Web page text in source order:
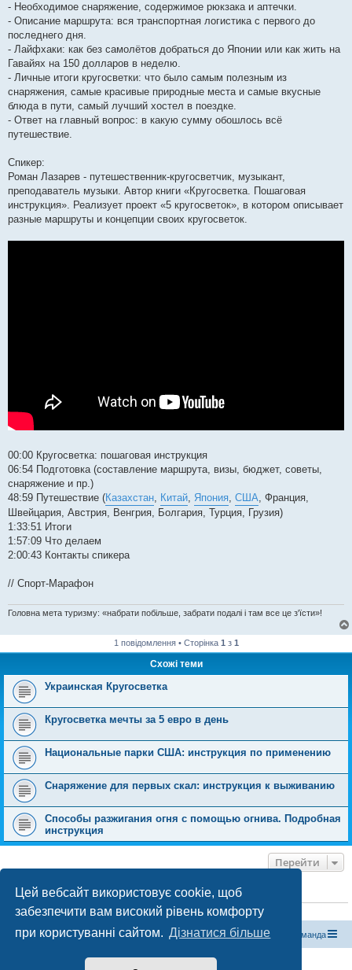
Цей вебсайт використовує cookie, щоб
забезпечити вам високий рівень комфорту
при користуванні сайтом. Дізнатися більше
- Необходимое снаряжение, содержимое рюкзака и аптечки.
- Описание маршрута: вся транспортная логистика с первого до
последнего дня.
- Лайфхаки: как без самолётов добраться до Японии или как жить на
Гавайях на 150 долларов в неделю.
- Личные итоги кругосветки: что было самым полезным из
снаряжения, самые красивые природные места и самые вкусные
блюда в пути, самый лучший хостел в поездке.
- Ответ на главный вопрос: в какую сумму обошлось всё
путешествие.
Спикер:
Роман Лазарев - путешественник-кругосветчик, музыкант,
преподаватель музыки. Автор книги «Кругосветка. Пошаговая
инструкция». Реализует проект «5 кругосветок», в котором описывает
разные маршруты и концепции своих кругосветок.
00:00 Кругосветка: пошаговая инструкция
06:54 Подготовка (составление маршрута, визы, бюджет, советы,
снаряжение и пр.)
48:59 Путешествие (Казахстан Китай Япония США , Франция,
Швейцария, Австрия, Венгрия, Болгария, Турция, Грузия)
1:33:51 Итоги
1:57:09 Что делаем
2:00:43 Контакты спикера
// Спорт-Марафон
Головна мета туризму: «набрати побільше, забрати подалі і там все це з'їсти»!
1 повідомлення • Сторінка 1 з 1
Схожі теми
Украинская Кругосветка
Кругосветка мечты за 5 евро в день
Национальные парки США: инструкция по применению
Снаряжение для первых скал: инструкция к выживанию
Способы разжигания огня с помощью огнива. Подробная
инструкция
Перейти
ХТО ЗАРАЗ ОНЛАЙН
Зараз переглядають цей форум:ClaudeBot [бот ШІ]і 0 гостей
Магазин спорядження Туристичний форум «Рюкзак» Команда
Працює на phpBB® Forum Software © phpBB Limited